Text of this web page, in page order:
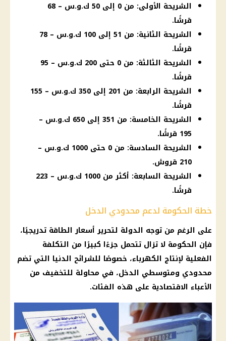
الشريحة الأولى: من 0 إلى 50 ك.و.س – 68
قرشًا.
الشريحة الثانية: من 51 إلى 100 ك.و.س – 78
قرشًا.
الشريحة الثالثة: من 0 حتى 200 ك.و.س – 95
قرشًا.
الشريحة الرابعة: من 201 إلى 350 ك.و.س – 155
قرشًا.
الشريحة الخامسة: من 351 إلى 650 ك.و.س –
195 قرشًا.
الشريحة السادسة: من 0 حتى 1000 ك.و.س –
210 قروش.
الشريحة السابعة: أكثر من 1000 ك.و.س – 223
قرشًا.
خطة الحكومة لدعم محدودي الدخل
على الرغم من توجه الدولة لتحرير أسعار الطاقة تدريجيًا،
فإن الحكومة لا تزال تتحمل جزءًا كبيرًا من التكلفة
الفعلية لإنتاج الكهرباء، خصوصًا للشرائح الدنيا التي تضم
محدودي ومتوسطي الدخل، في محاولة للتخفيف من
الأعباء الاقتصادية على هذه الفئات.